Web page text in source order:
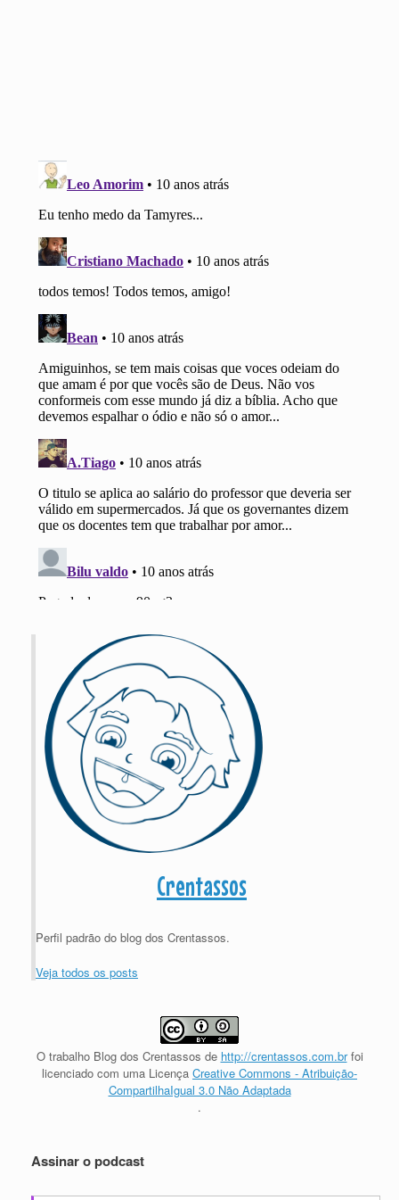
Crentassos
Perfil padrão do blog dos Crentassos.
Veja todos os posts
O trabalho Blog dos Crentassos de http://crentassos.com.brfoi
licenciado com uma Licença Creative Commons - Atribuição-
CompartilhaIgual 3.0 Não Adaptada
.
Assinar o podcast